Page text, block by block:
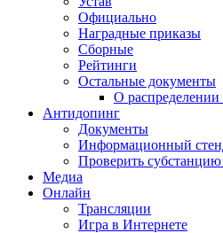
Официально
Наградные приказы
Сборные
Рейтинги
Остальные документы
О
Антидопинг
Документы
Информационный
Проверить
Медиа
Онлайн
Трансляции
Игра в Интернете